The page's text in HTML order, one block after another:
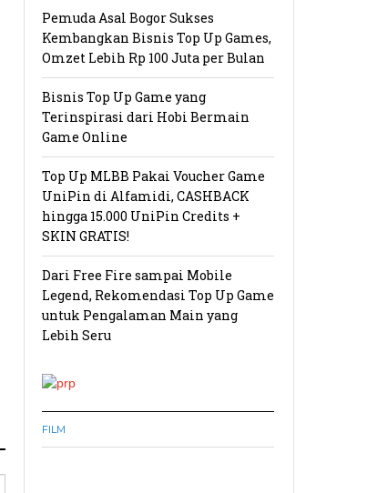
Pemuda Asal Bogor Sukses
Kembangkan Bisnis Top Up Games,
Omzet Lebih Rp 100 Juta per Bulan
Bisnis Top Up Game yang
Terinspirasi dari Hobi Bermain
Game Online
Top Up MLBB Pakai Voucher Game
UniPin di Alfamidi, CASHBACK
hingga 15.000 UniPin Credits +
SKIN GRATIS!
Dari Free Fire sampai Mobile
Legend, Rekomendasi Top Up Game
untuk Pengalaman Main yang
Lebih Seru
FILM